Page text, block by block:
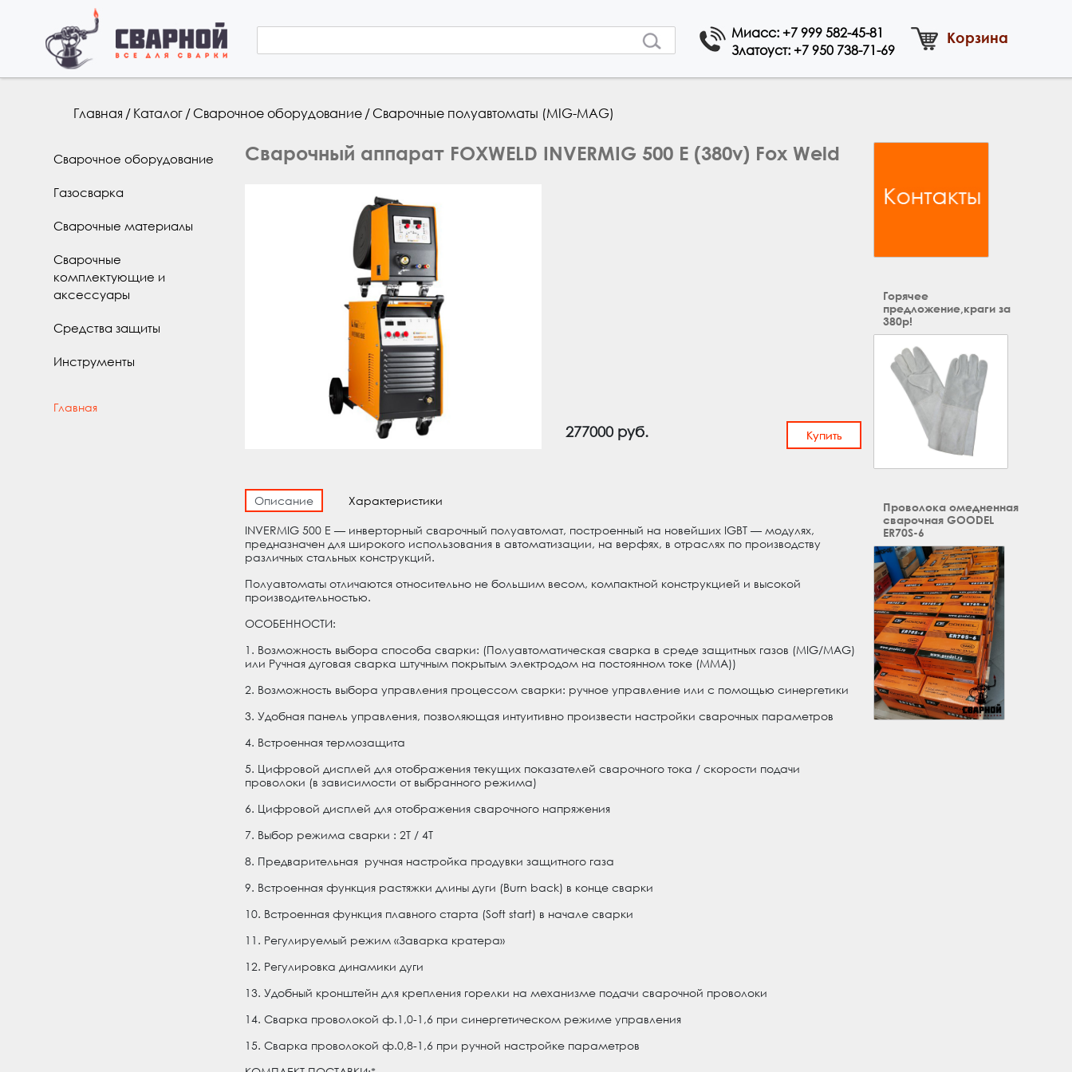
Миасс:+7 999 582-45-81
Златоуст:+7 950 738-71-69
Корзина
Вы здесь
Главная /Каталог/Сварочное оборудование/Сварочные полуавтоматы (MIG-MAG)
Сварочное оборудование
Газосварка
Сварочные материалы
Сварочные
комплектующие и
аксессуары
Средства защиты
Инструменты
Главная
Сварочный аппарат FOXWELD INVERMIG 500 E (380v) Fox Weld
277000 Купить
Описание
Характеристики
INVERMIG 500 E — инверторный сварочный полуавтомат, построенный на новейших IGBT — модулях,
предназначен для широкого использования в автоматизации, на верфях, в отраслях по производству
различных стальных конструкций.
Полуавтоматы отличаются относительно не большим весом, компактной конструкцией и высокой
производительностью.
ОСОБЕННОСТИ:
1. Возможность выбора способа сварки: (Полуавтоматическая сварка в среде защитных газов (MIG/MAG)
или Ручная дуговая сварка штучным покрытым электродом на постоянном токе (ММА))
2. Возможность выбора управления процессом сварки: ручное управление или с помощью синергетики
3. Удобная панель управления, позволяющая интуитивно произвести настройки сварочных параметров
4. Встроенная термозащита
5. Цифровой дисплей для отображения текущих показателей сварочного тока / скорости подачи
проволоки (в зависимости от выбранного режима)
6. Цифровой дисплей для отображения сварочного напряжения
7. Выбор режима сварки : 2Т / 4Т
8. Предварительная ручная настройка продувки защитного газа
9. Встроенная функция растяжки длины дуги (Burn back) в конце сварки
10. Встроенная функция плавного старта (Soft start) в начале сварки
11. Регулируемый режим «Заварка кратера»
12. Регулировка динамики дуги
13. Удобный кронштейн для крепления горелки на механизме подачи сварочной проволоки
14. Сварка проволокой ф.1,0-1,6 при синергетическом режиме управления
15. Сварка проволокой ф.0,8-1,6 при ручной настройке параметров
Горячее
предложение,краги за
380р!
Проволока омедненная
сварочная GOODEL
ER70S-6